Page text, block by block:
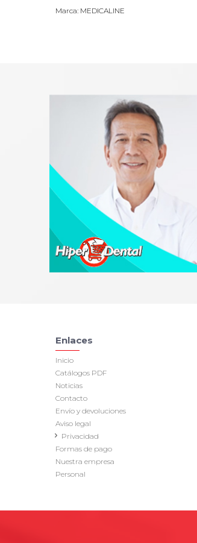
Marca: MEDICALINE
Enlaces
Inicio
Catálogos PDF
Noticias
Contacto
Envío y devoluciones
Aviso legal
Privacidad
Formas de pago
Nuestra empresa
Personal